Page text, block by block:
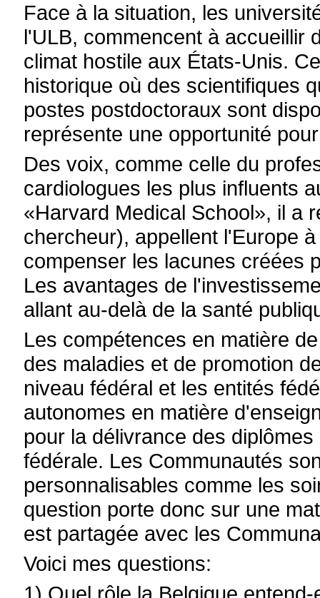
Face à la situation, les
l'ULB, commencent à accueillir
climat hostile aux États-Unis.
historique où des scientifiques
postes postdoctoraux sont
représente une opportunité
Des voix, comme celle du
cardiologues les plus influents
«Harvard Medical School», il a
chercheur), appellent l'Europe
compenser les lacunes créées
Les avantages de
allant au-delà de la santé
Les compétences en matière
des maladies et de promotion
niveau fédéral et les entités
autonomes en matière
pour la délivrance des
fédérale. Les Communautés
personnalisables comme les
question porte donc sur une
est partagée avec les
Voici mes questions: